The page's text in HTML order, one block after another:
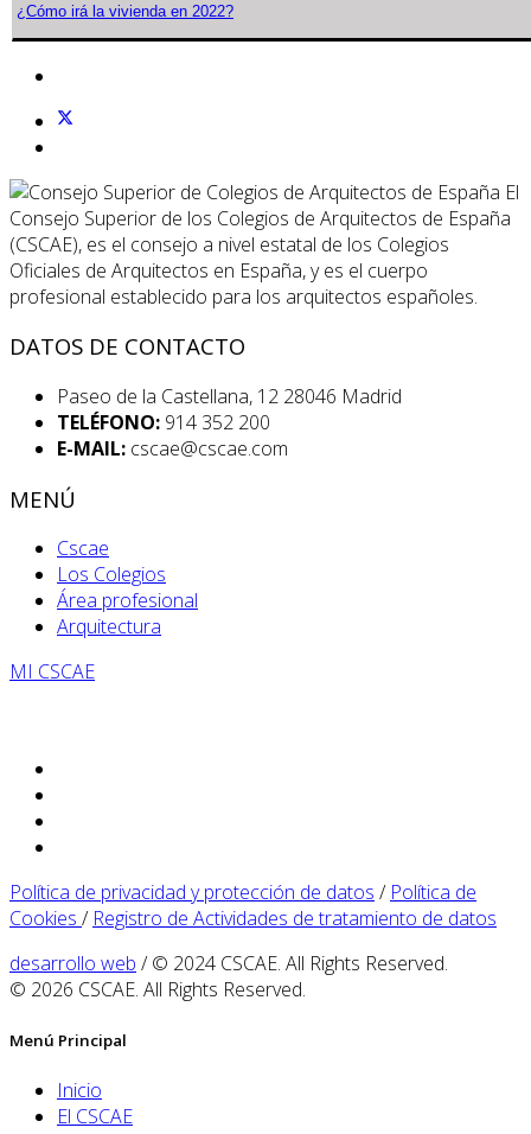
¿Cómo irá la vivienda en 2022?
El
Consejo Superior de los Colegios de Arquitectos de España
(CSCAE), es el consejo a nivel estatal de los Colegios
Oficiales de Arquitectos en España, y es el cuerpo
profesional establecido para los arquitectos españoles.
DATOS DE CONTACTO
Paseo de la Castellana, 12 28046 Madrid
TELÉFONO: 914 352 200
E-MAIL: cscae@cscae.com
MENÚ
Cscae
Los Colegios
Área profesional
Arquitectura
MI CSCAE
Política de privacidad y protección de datos / Política de
Cookies / Registro de Actividades de tratamiento de datos
desarrollo web / © 2024 CSCAE. All Rights Reserved.
© 2026 CSCAE. All Rights Reserved.
Menú Principal
Inicio
El CSCAE